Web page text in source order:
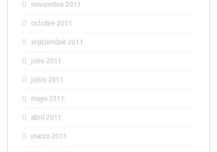
noviembre 2011
octubre 2011
septiembre 2011
julio 2011
junio 2011
mayo 2011
abril 2011
marzo 2011